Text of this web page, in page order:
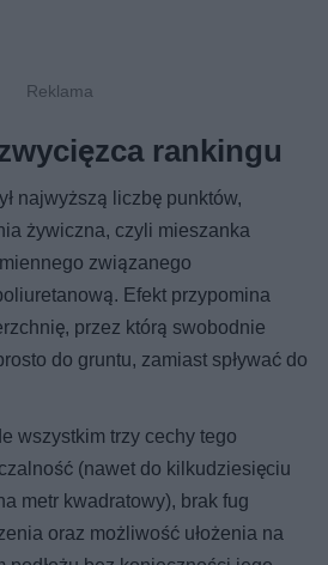
rankingu
najwyższą liczbę punktów,
żywiczna, czyli mieszanka
związanego
Efekt przypomina
przez którą swobodnie
do gruntu, zamiast spływać do
wszystkim trzy cechy tego
(nawet do kilkudziesięciu
metr kwadratowy), brak fug
oraz możliwość ułożenia na